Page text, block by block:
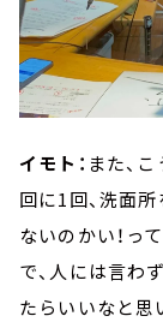
イモト： また、
回に1回、洗面
ないのかい！っ
で、人には言わ
たらいいなと思